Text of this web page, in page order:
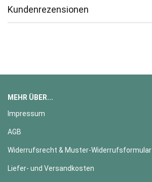
Kundenrezensionen
MEHR ÜBER...
Impressum
AGB
Widerrufsrecht & Muster-Widerrufsformular
Liefer- und Versandkosten